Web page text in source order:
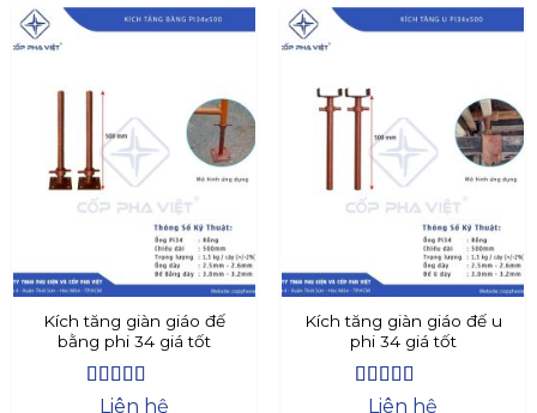
Kích tăng giàn giáo đế
bằng phi 34 giá tốt
Được xếp
Liên hệ
Kích tăng giàn giáo đế u
phi 34 giá tốt
Được xếp
Liên hệ